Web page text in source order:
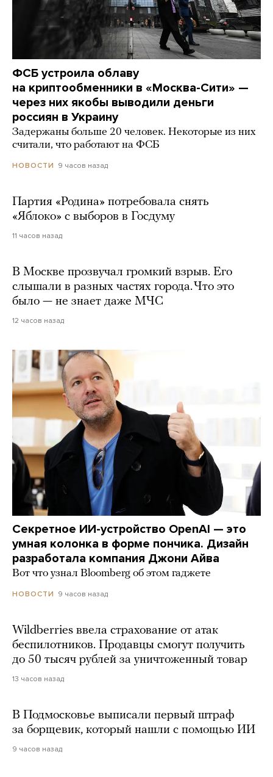
ФСБ устроила облаву
на криптообменники в «Москва-Сити» —
через них якобы выводили деньги
россиян в Украину
Задержаны больше 20 человек. Некоторые из них
считали, что работают на ФСБ
НОВОСТИ 9 часов назад
Партия «Родина» потребовала снять
«Яблоко» с выборов в Госдуму
11 часов назад
В Москве прозвучал громкий взрыв. Его
слышали в разных частях города. Что это
было — не знает даже МЧС
12 часов назад
Секретное ИИ-устройство OpenAI — это
умная колонка в форме пончика. Дизайн
разработала компания Джони Айва
Вот что узнал Bloomberg об этом гаджете
НОВОСТИ 9 часов назад
Wildberries ввела страхование от атак
беспилотников. Продавцы смогут получить
до 50 тысяч рублей за уничтоженный товар
13 часов назад
В Подмосковье выписали первый штраф
за борщевик, который нашли с помощью ИИ
9 часов назад